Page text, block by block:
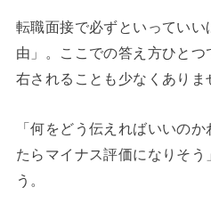
転職面接で必ずといってい
由」。ここでの答え方ひと
右されることも少なくありま
「何をどう伝えればいいの
たらマイナス評価になりそう
う。